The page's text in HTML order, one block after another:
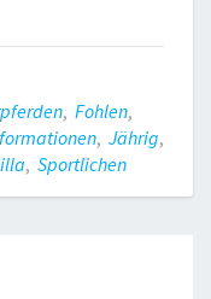
, Fohlen,
, Jährig,
, Sportlichen